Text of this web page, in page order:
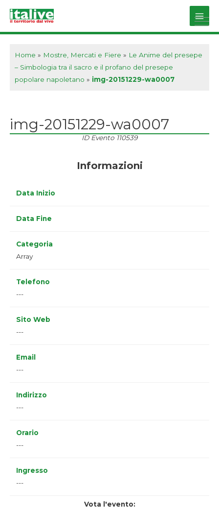
Main
Home » Mostre, Mercati e Fiere » Le Anime del presepe
– Simbologia tra il sacro e il profano del presepe
popolare napoletano » img-20151229-wa0007
img-20151229-wa0007
ID Evento 110539
Informazioni
Data Inizio
Data Fine
Categoria
Array
Telefono
---
Sito Web
---
Email
---
Indirizzo
---
Orario
---
Ingresso
---
Vota l'evento: